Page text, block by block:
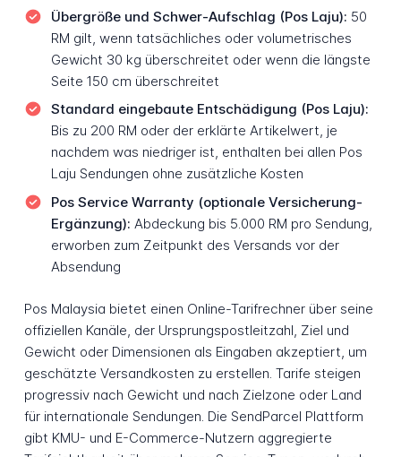
Übergröße und Schwer-Aufschlag (Pos Laju): 50
RM gilt, wenn tatsächliches oder volumetrisches
Gewicht 30 kg überschreitet oder wenn die längste
Seite 150 cm überschreitet
Standard eingebaute Entschädigung (Pos Laju):
Bis zu 200 RM oder der erklärte Artikelwert, je
nachdem was niedriger ist, enthalten bei allen Pos
Laju Sendungen ohne zusätzliche Kosten
Pos Service Warranty (optionale Versicherung-
Ergänzung): Abdeckung bis 5.000 RM pro Sendung,
erworben zum Zeitpunkt des Versands vor der
Absendung
Pos Malaysia bietet einen Online-Tarifrechner über seine
offiziellen Kanäle, der Ursprungspostleitzahl, Ziel und
Gewicht oder Dimensionen als Eingaben akzeptiert, um
geschätzte Versandkosten zu erstellen. Tarife steigen
progressiv nach Gewicht und nach Zielzone oder Land
für internationale Sendungen. Die SendParcel Plattform
gibt KMU- und E-Commerce-Nutzern aggregierte